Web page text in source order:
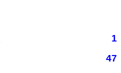
1
47